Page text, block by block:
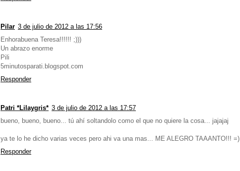
Pilar 3 de julio de 2012 a las 17:56
Enhorabuena Teresa!!!!!! ;)))
Un abrazo enorme
Pili
5minutosparati.blogspot.com
Responder
Patri *Lilaygris* 3 de julio de 2012 a las 17:57
bueno, bueno, bueno... tú ahí soltandolo como el que no quiere la cosa... jajajaj
ya te lo he dicho varias veces pero ahi va una mas... ME ALEGRO TAAANTO!!! =)
Responder